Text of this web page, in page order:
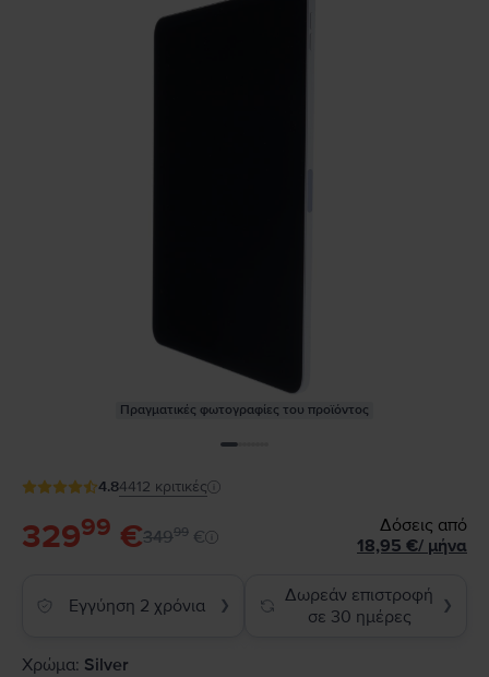
Πραγματικές φωτογραφίες του προϊόντος
4.84412 κριτικές
32999 €34999 €
Δόσεις από
18,95 €/ μήνα
Εγγύηση 2 χρόνια ❯
Δωρεάν επιστροφή
σε 30 ημέρες
❯
Χρώμα: Silver